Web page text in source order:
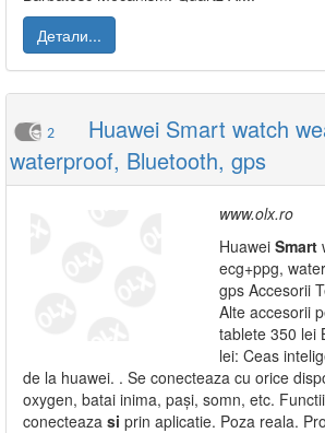
Детали...
2
Huawei Smart watch
waterproof, Bluetooth, gps
www.olx.ro
Huawei Smart
ecg+ppg,
gps Accesorii
Alte accesorii
tablete 350 lei
lei: Ceas
de la huawei. . Se conecteaza cu orice
oxygen, batai inima, pași, somn, etc.
conecteaza si prin aplicatie. Poza reala.